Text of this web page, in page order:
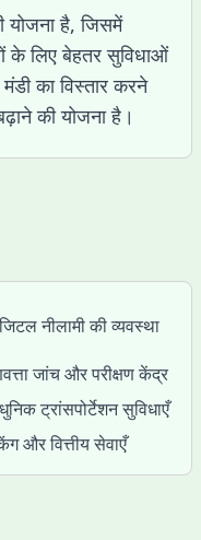
है, जिसमें
के लिए बेहतर सुविधाओं
का विस्तार करने
की योजना है।
नीलामी की व्यवस्था
जांच और परीक्षण केंद्र
ट्रांसपोर्टेशन सुविधाएँ
और वित्तीय सेवाएँ